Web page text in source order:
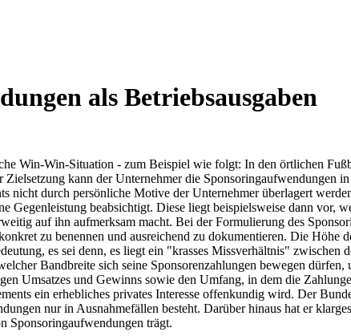
als Betriebsausgaben
Win-Win-Situation - zum Beispiel wie folgt: In den örtlichen
kann der Unternehmer die Sponsoringaufwendungen
nicht durch persönliche Motive der Unternehmer überlagert
Gegenleistung beabsichtigt. Diese liegt beispielsweise dann vor,
auf ihn aufmerksam macht. Bei der Formulierung des
zu benennen und ausreichend zu dokumentieren. Die
es sei denn, es liegt ein "krasses Missverhältnis"
Bandbreite sich seine Sponsorenzahlungen bewegen
Umsatzes und Gewinns sowie den Umfang, in dem die
ein erhebliches privates Interesse offenkundig wird. Der
nur in Ausnahmefällen besteht. Darüber hinaus hat er
Sponsoringaufwendungen trägt.